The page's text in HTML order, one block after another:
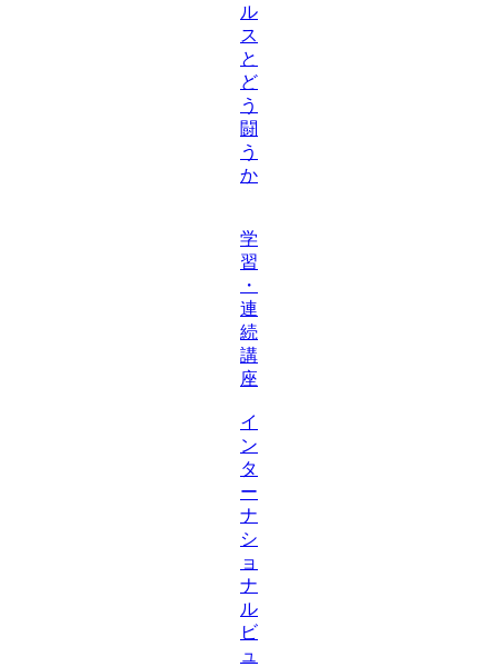
ル
ス
と
ど
う
闘
う
か
学
習
・
連
続
講
座
イ
ン
タ
ー
ナ
シ
ョ
ナ
ル
ビ
ュ